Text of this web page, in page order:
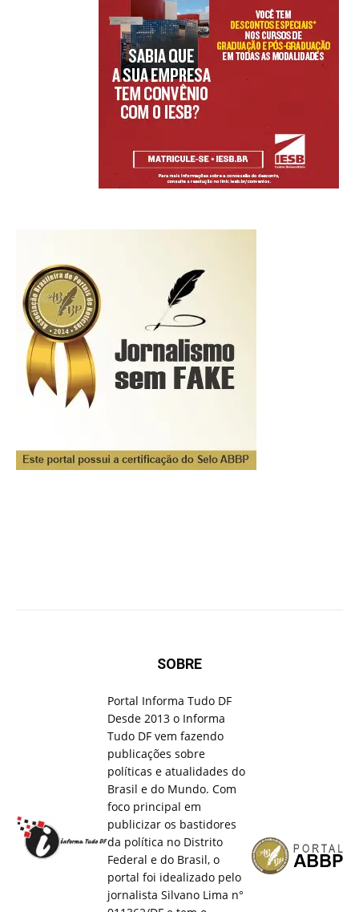
SOBRE
Portal Informa Tudo DF
Desde 2013 o Informa
Tudo DF vem fazendo
publicações sobre
políticas e atualidades do
Brasil e do Mundo. Com
foco principal em
publicizar os bastidores
da política no Distrito
Federal e do Brasil, o
portal foi idealizado pelo
jornalista Silvano Lima n°